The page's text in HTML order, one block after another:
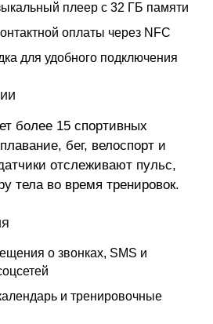
плеер с 32 ГБ памяти
оплаты через NFC
для удобного подключения
более 15 спортивных
бег, велоспорт и
отслеживают пульс,
тела во время тренировок.
о звонках, SMS и
и тренировочные